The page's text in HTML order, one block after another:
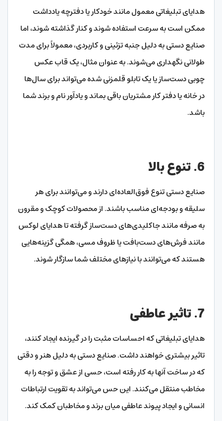
هدایای تبلیغاتی معمول مانند خودکار یا دفترچه یادداشت
ممکن است به سرعت استفاده شوند و کنار گذاشته شوند، اما
صنایع دستی به دلیل جنبه تزئینی و کاربردی، معمولاً برای مدت
طولانی نگهداری می‌شوند. به عنوان مثال، یک قاب عکس
چوبی دست‌ساز یا یک تابلو قلمزنی شده می‌تواند برای سال‌ها
در خانه یا دفتر کار مشتریان باقی بماند و یادآور نام و برند شما
باشد.
6. تنوع بالا
صنایع دستی تنوع فوق‌العاده‌ای دارند و می‌توانند برای هر
سلیقه و بودجه‌ای مناسب باشند. از محصولات کوچک و مقرون
به صرفه مانند جاکلیدی‌های دست‌ساز گرفته تا هدایای لوکس
مانند فرش‌های دست‌بافت یا ظروف مسی، همگی گزینه‌هایی
هستند که می‌توانند با نیازهای مختلف شما سازگار شوند.
7. تاثیر عاطفی
هدایای تبلیغاتی که احساسات مثبت را در گیرنده ایجاد کنند،
تاثیر بیشتری خواهند داشت. صنایع دستی به دلیل هنر و دقتی
که در ساخت آنها به کار رفته است، حسی از عشق و توجه را به
مخاطب منتقل می‌کنند. این حس می‌تواند به تقویت ارتباطات
انسانی و ایجاد پیوند عاطفی میان برند و مخاطبان کمک کند.